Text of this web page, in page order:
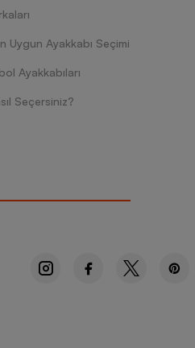
Uygun Ayakkabı Seçimi
Ayakkabıları
Seçersiniz?